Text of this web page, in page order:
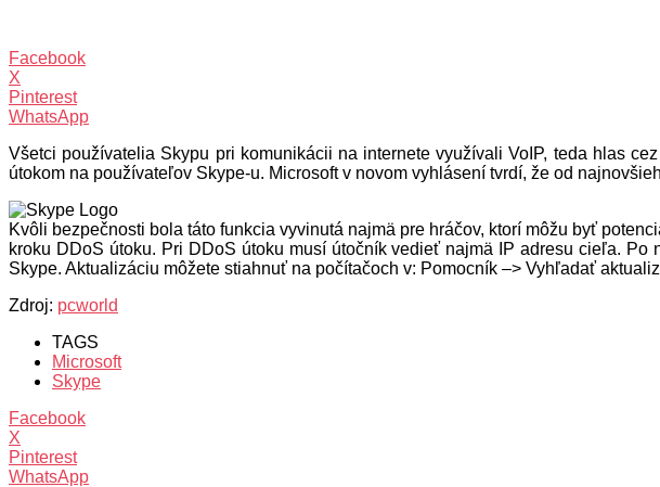
Facebook
X
Pinterest
WhatsApp
Všetci používatelia Skypu pri komunikácii na internete využívali VoIP, teda hlas
útokom na používateľov Skype-u. Microsoft v novom vyhlásení tvrdí, že od
Kvôli bezpečnosti bola táto funkcia vyvinutá najmä pre hráčov, ktorí môžu byť
kroku DDoS útoku. Pri DDoS útoku musí útočník vedieť najmä IP adresu cieľa.
Skype. Aktualizáciu môžete stiahnuť na počítačoch v: Pomocník –> Vyhľadať
Zdroj: pcworld
TAGS
Microsoft
Skype
Facebook
X
Pinterest
WhatsApp